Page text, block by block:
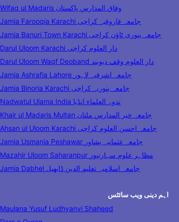
Wifaq ul Madaris وفاق المدارس پاکستان
Jamia Farooqia Karachi جامعہ فاروقیہ کراچی
Jamia Banuri Town Karachi جامعہ بنوری ٹاؤن کراچی
Darul Uloom Karachi دار العلوم کراچی
Darul Uloom Waqf Deoband دار العلوم وقف دیوبند
Jamia Ashrafia Lahore جامعہ اشرفیہ لاہور
Jamia Binoria Karachi جامعہ بنوریہ کراچی
Nadwatul Ulama India ندوۃ العلماء انڈیا
Khair ul Madaris Multan جامعہ خیر المدارس ملتان
Ahsan ul Uloom Karachi جامعہ احسن العلوم کراچی
Jamia Usmania Peshawar جامعہ عثمانیہ پشاور
Mazahir Uloom Saharanpur مظاہر علوم سہارنپور
Jamia Dabhel جامعہ اسلامیہ تعلیم الدین ڈابھیل
اہم دینی ویب سائٹس
Maulana Yusuf Ludhyanvi Shaheed